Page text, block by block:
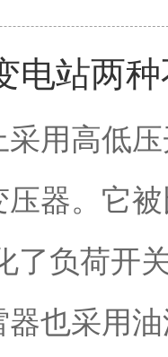
电站两
用高低
器。它
了负荷开
也采用